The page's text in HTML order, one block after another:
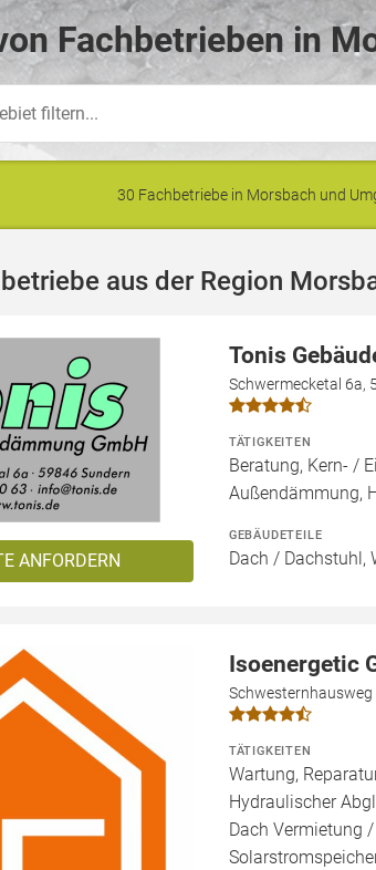
Fachbetrieben in
30 Fachbetriebe in Morsbach und
aus der Region
ANFORDERN
Tonis
Schwermecketal 6a,
TÄTIGKEITEN
Beratung, Kern- /
Außendämmung,
GEBÄUDETEILE
Dach / Dachstuhl,
Isoenergetic
TÄTIGKEITEN
Wartung,
Hydraulischer
Dach Vermietung